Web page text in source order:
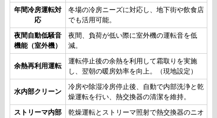
年間冷房運転対
応
冬場の冷房ニーズに対応し、地下街や飲食店
でも活用可能。
夜間自動低騒音
機能（室外機）
夜間、負荷が低い際に室外機の運転音を低
減。
余熱再利用運転
運転停止後の余熱を利用して霜取りを実施
し、翌朝の暖房効率を向上。（現地設定）
水内部クリーン
冷房や除湿冷房停止後、自動で内部洗浄と乾
燥運転を行い、熱交換器の清潔を維持。
ストリーマ内部 乾燥運転とストリーマ照射で熱交換器のニオ